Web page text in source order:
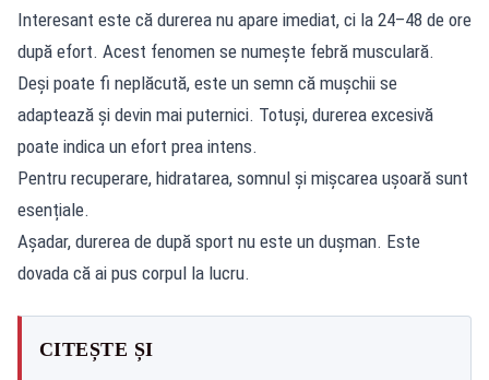
Interesant este că durerea nu apare imediat, ci la 24–48 de ore
după efort. Acest fenomen se numește febră musculară.
Deși poate fi neplăcută, este un semn că mușchii se
adaptează și devin mai puternici. Totuși, durerea excesivă
poate indica un efort prea intens.
Pentru recuperare, hidratarea, somnul și mișcarea ușoară sunt
esențiale.
Așadar, durerea de după sport nu este un dușman. Este
dovada că ai pus corpul la lucru.
CITEȘTE ȘI